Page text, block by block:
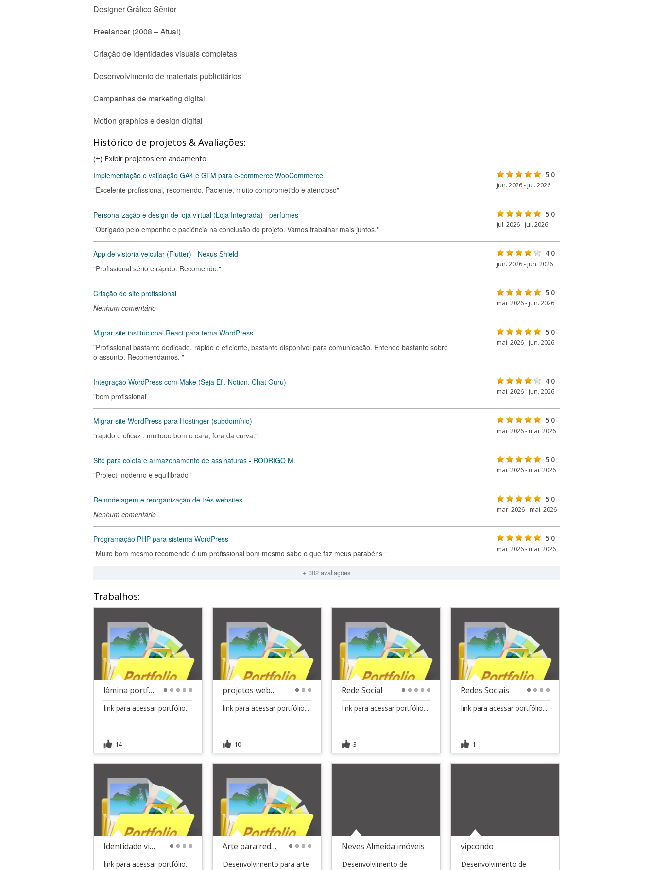
Designer Gráfico Sênior
Freelancer (2008 – Atual)
Criação de identidades visuais completas
Desenvolvimento de materiais publicitários
Campanhas de marketing digital
Motion graphics e design digital
Histórico de projetos & Avaliações:
(+) Exibir projetos em andamento
Implementação e validação GA4 e GTM para e-commerce WooCommerce
"Excelente profissional, recomendo. Paciente, muito comprometido e atencioso"
5.0
jun. 2026 - jul. 2026
Personalização e design de loja virtual (Loja Integrada) - perfumes
"Obrigado pelo empenho e paciência na conclusão do projeto. Vamos trabalhar mais juntos."
5.0
jul. 2026 - jul. 2026
App de vistoria veicular (Flutter) - Nexus Shield
"Profissional sério e rápido. Recomendo."
4.0
jun. 2026 - jun. 2026
Criação de site profissional
Nenhum comentário
5.0
mai. 2026 - jun. 2026
Migrar site institucional React para tema WordPress
"Profissional bastante dedicado, rápido e eficiente, bastante disponível para comunicação. Entende bastante sobre
o assunto. Recomendamos. "
5.0
mai. 2026 - jun. 2026
Integração WordPress com Make (Seja Efi, Notion, Chat Guru)
"bom profissional"
4.0
mai. 2026 - jun. 2026
Migrar site WordPress para Hostinger (subdomínio)
"rapido e eficaz , muitooo bom o cara, fora da curva."
5.0
mai. 2026 - mai. 2026
Site para coleta e armazenamento de assinaturas - RODRIGO M.
"Project moderno e equilibrado"
5.0
mai. 2026 - mai. 2026
Remodelagem e reorganização de três websites
Nenhum comentário
5.0
mar. 2026 - mai. 2026
Programação PHP para sistema WordPress
"Muito bom mesmo recomendo é um profissional bom mesmo sabe o que faz meus parabéns "
5.0
mai. 2026 - mai. 2026
+ 302 avaliações
Trabalhos:
lâmina portfolio impresso
link para acessar portfólio...
14
projetos website
link para acessar portfólio...
10
Rede Social
link para acessar portfólio...
3
Redes Sociais
link para acessar portfólio...
1
Identidade visual e arte Gráfica
link para acessar portfólio...
Arte para redes sociais
Desenvolvimento para arte
Neves Almeida imóveis
Desenvolvimento de
vipcondo
Desenvolvimento de